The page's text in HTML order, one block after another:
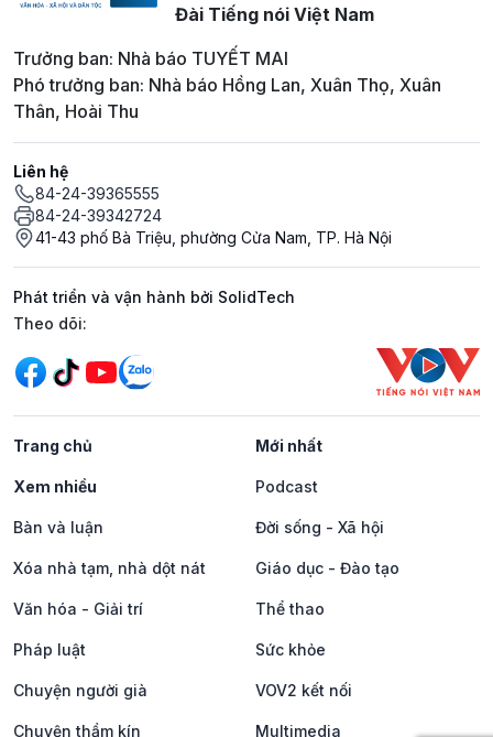
Đài Tiếng nói Việt Nam
Trưởng ban: Nhà báo TUYẾT MAI
Phó trưởng ban: Nhà báo Hồng Lan, Xuân Thọ, Xuân
Thân, Hoài Thu
Liên hệ
84-24-39365555
84-24-39342724
41-43 phố Bà Triệu, phường Cửa Nam, TP. Hà Nội
Phát triển và vận hành bởi SolidTech
Mạng xã hội
Theo dõi:
Trang chủ Mới nhất
Xem nhiều Podcast
Bàn và luận Đời sống - Xã hội
Xóa nhà tạm, nhà dột nát Giáo dục - Đào tạo
Văn hóa - Giải trí Thể thao
Pháp luật Sức khỏe
Chuyện người già VOV2 kết nối
Chuyện thầm kín Multimedia